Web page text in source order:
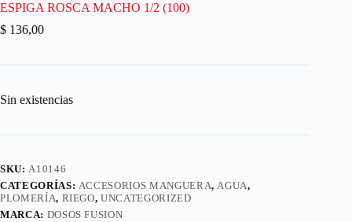
ESPIGA ROSCA MACHO 1/2 (100)
$ 136,00
Sin existencias
SKU:A10146
CATEGORÍAS: ACCESORIOS MANGUERA,AGUA,
PLOMERÍA, RIEGO,UNCATEGORIZED
MARCA: DOSOS FUSION